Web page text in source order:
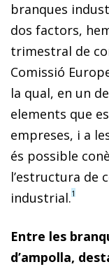
branques
dos factors,
trimestral de
Comissió
la qual, en un
elements que
empreses, i a
és possible
l’estructura de
industrial.1
Entre les
d’ampolla,